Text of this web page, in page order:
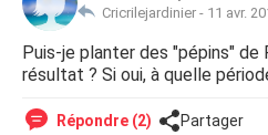
Cricrilejardinier - 11 avr.
Puis-je planter des "pépins"
résultat ? Si oui, à quelle
Répondre (2) Partager